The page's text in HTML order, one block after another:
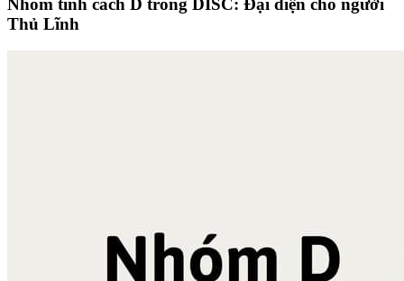
Nhóm tính cách D trong DISC: Đại diện cho người
Thủ Lĩnh